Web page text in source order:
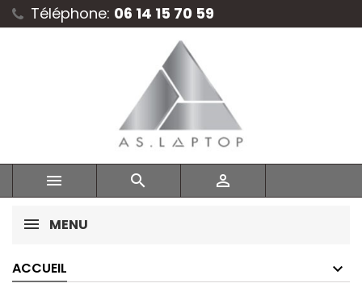
Téléphone: 06 14 15 70 59
  
MENU
ACCUEIL